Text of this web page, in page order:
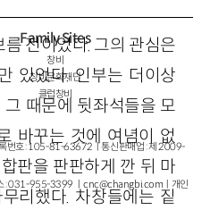
전이었다. 그의 관심은
있었다. 인부는 더이상
때문에 뒷좌석들을 모
바꾸는 것에 여념이 없
판을 판판하게 깐 뒤 마
리했다. 차창들에는 짙
Family Sites
창비
창비문화재단
클럽창비
번호 : 105-81-63672ㅣ통신판매업 : 제 2009-
: 031-955-3399 ㅣcnc@changbi.com ㅣ개인